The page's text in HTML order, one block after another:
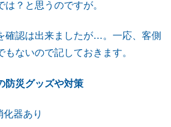
？と思うのですが。
確認は出来ましたが…。一応、客側
ないので記しておきます。
防災グッズや対策
化器あり